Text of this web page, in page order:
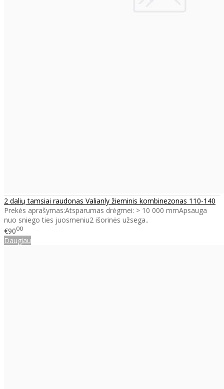
2 dalių tamsiai raudonas Valianly žieminis kombinezonas 110-140
Prekės aprašymas:Atsparumas drėgmei: > 10 000 mmApsauga
nuo sniego ties juosmeniu2 išorinės užsega..
€9000
Daugiau